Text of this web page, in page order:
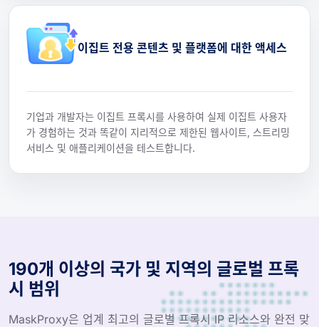
이집트 전용 콘텐츠 및 플랫폼에 대한 액세스
기업과 개발자는 이집트 프록시를 사용하여 실제 이집트 사용자
가 경험하는 것과 똑같이 지리적으로 제한된 웹사이트, 스트리밍
서비스 및 애플리케이션을 테스트합니다.
190개 이상의 국가 및 지역의 글로벌 프록
시 범위
MaskProxy은 업계 최고의 글로벌 프록시 IP 리소스와 완전 맞